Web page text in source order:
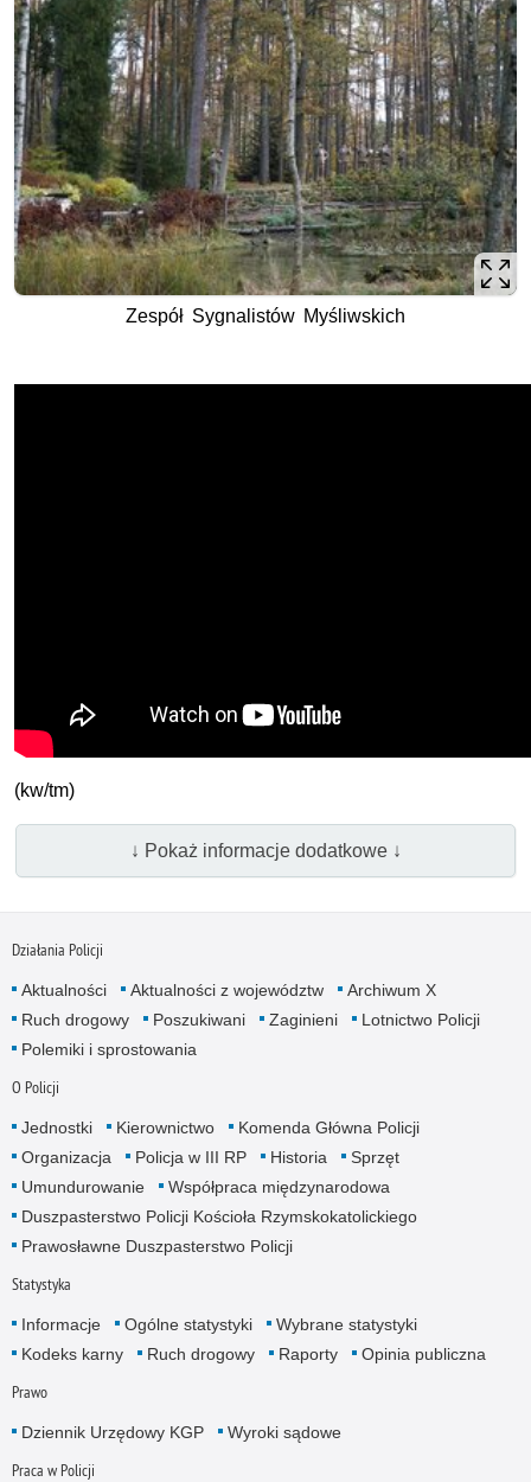
Zespół Sygnalistów Myśliwskich
(kw/tm)
↓ Pokaż informacje dodatkowe ↓
Działania Policji
Aktualności Aktualności z województw
Archiwum X
Ruch drogowy
Poszukiwani Zaginieni
Lotnictwo Policji
Polemiki i sprostowania
O Policji
Jednostki Kierownictwo
Komenda Główna Policji
Organizacja
Policja w III RP Historia
Sprzęt
Umundurowanie
Współpraca międzynarodowa
Duszpasterstwo Policji Kościoła Rzymskokatolickiego
Prawosławne Duszpasterstwo Policji
Statystyka
Informacje Ogólne statystyki
Wybrane statystyki
Kodeks karny
Ruch drogowy Raporty Opinia publiczna
Prawo
Dziennik Urzędowy KGP Wyroki sądowe
Praca w Policji